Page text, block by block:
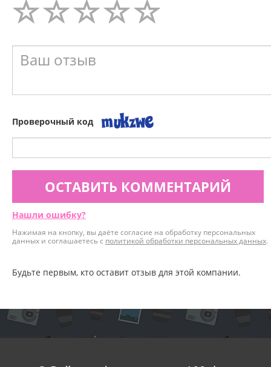
Проверочный код
ОСТАВИТЬ КОММЕНТАРИЙ
Нашли ошибку?
Нажимая на кнопку, вы даёте согласие на обработку персональных
данных и соглашаетесь с политикой обработки персональных данных.
Будьте первым, кто оставит отзыв для этой компании.